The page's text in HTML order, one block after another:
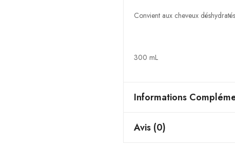
Convient aux cheveux déshydratés
300 mL
Informations
Avis (0)